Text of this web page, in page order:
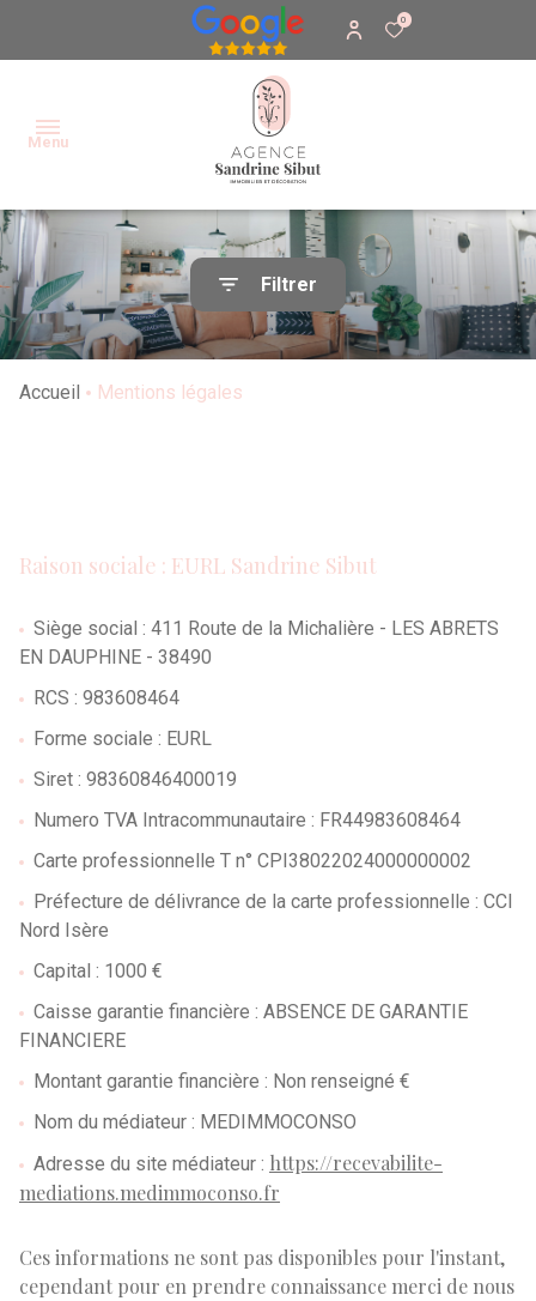
0
Menu
Accueil
Acheter
Vendre
Filtrer
Accueil Mentions légales
Raison sociale : EURL Sandrine Sibut
Siège social : 411 Route de la Michalière - LES ABRETS
EN DAUPHINE - 38490
RCS : 983608464
Forme sociale : EURL
Siret : 98360846400019
Numero TVA Intracommunautaire : FR44983608464
Carte professionnelle T n° CPI38022024000000002
Préfecture de délivrance de la carte professionnelle : CCI
Nord Isère
Capital : 1000 €
Caisse garantie financière : ABSENCE DE GARANTIE
FINANCIERE
Montant garantie financière : Non renseigné €
Nom du médiateur : MEDIMMOCONSO
Adresse du site médiateur : https://recevabilite-
mediations.medimmoconso.fr
Ces informations ne sont pas disponibles pour l'instant,
cependant pour en prendre connaissance merci de nous